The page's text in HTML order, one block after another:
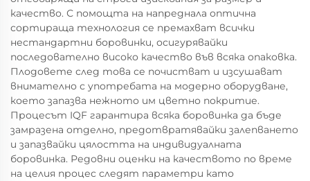
качество. С помощта на напреднала оптична
сортираща технология се премахват всички
нестандартни боровинки, осигурявайки
последователно високо качество във всяка опаковка.
Плодовете след това се почистват и изсушават
внимателно с употребата на модерно оборудване,
което запазва нежното им цветно покритие.
Процесът IQF гарантира всяка боровинка да бъде
замразена отделно, предотвратявайки залепването
и запазвайки цялостта на индивидуалната
боровинка. Редовни оценки на качеството по време
на целия процес следят параметри като